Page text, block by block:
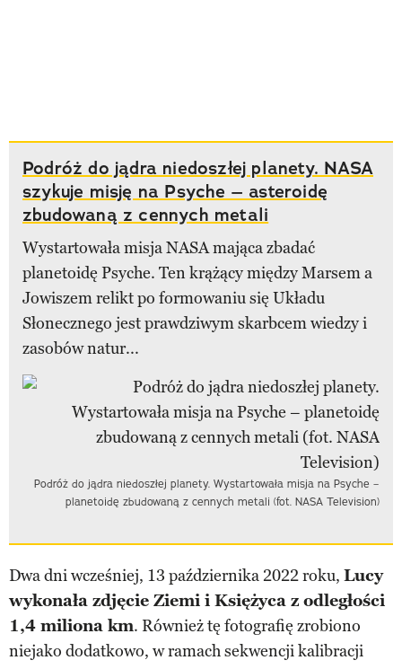
Podróż do jądra niedoszłej planety. NASA
szykuje misję na Psyche – asteroidę
zbudowaną z cennych metali
Wystartowała misja NASA mająca zbadać
planetoidę Psyche. Ten krążący między Marsem a
Jowiszem relikt po formowaniu się Układu
Słonecznego jest prawdziwym skarbcem wiedzy i
zasobów natur...
Podróż do jądra niedoszłej planety. Wystartowała misja na Psyche –
planetoidę zbudowaną z cennych metali (fot. NASA Television)
Dwa dni wcześniej, 13 października 2022 roku, Lucy
wykonała zdjęcie Ziemi i Księżyca z odległości
1,4 miliona km. Również tę fotografię zrobiono
niejako dodatkowo, w ramach sekwencji kalibracji